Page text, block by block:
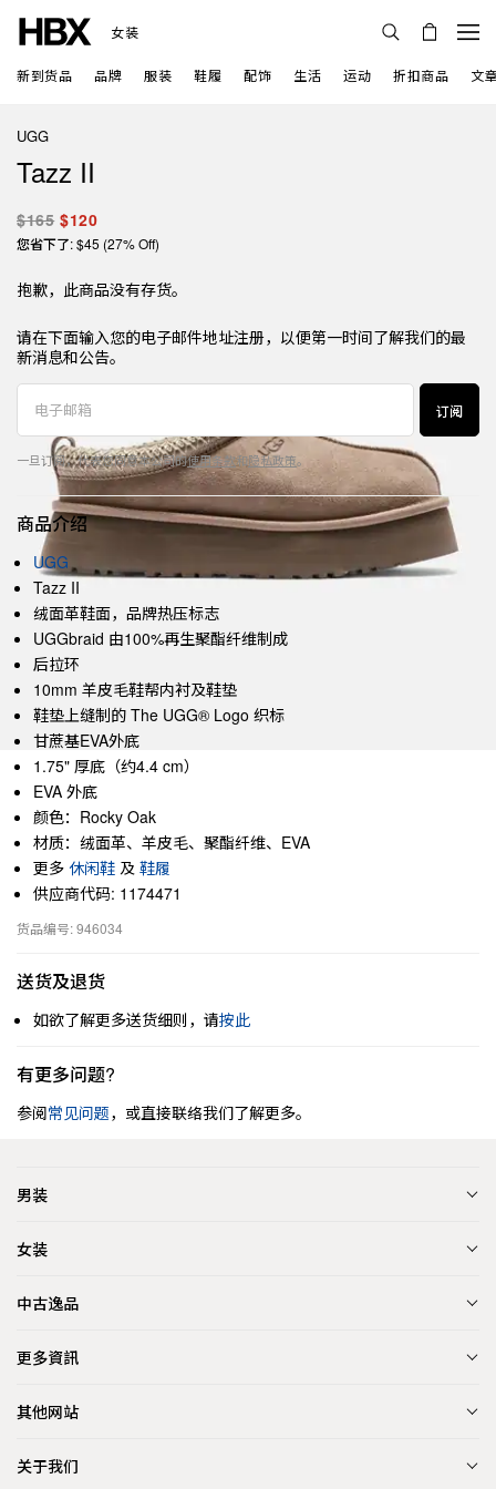
女装
新到货品 品牌 服装 鞋履 配饰 生活 运动 折扣商品 文
UGG
Tazz II
$165 $120
您省下了: $45 (27% Off)
抱歉，此商品没有存货。
请在下面输入您的电子邮件地址注册，以便第一时间了解我们的最
新消息和公告。
订阅
一旦订阅，代表您同意本公司的使用条款和隐私政策。
商品介绍
UGG
Tazz II
绒面革鞋面，品牌热压标志
UGGbraid 由100%再生聚酯纤维制成
后拉环
10mm 羊皮毛鞋帮内衬及鞋垫
鞋垫上缝制的 The UGG® Logo 织标
甘蔗基EVA外底
1.75" 厚底（约4.4 cm）
EVA 外底
颜色：Rocky Oak
材质：绒面革、羊皮毛、聚酯纤维、EVA
更多 休闲鞋 及 鞋履
供应商代码: 1174471
货品编号: 946034
送货及退货
如欲了解更多送货细则，请按此
有更多问题?
参阅常见问题，或直接联络我们了解更多。
男装
女装
中古逸品
更多資訊
其他网站
关于我们